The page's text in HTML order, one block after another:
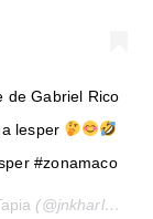
de Gabriel Rico
lesper
#zonamaco
(@jnkharlo) on